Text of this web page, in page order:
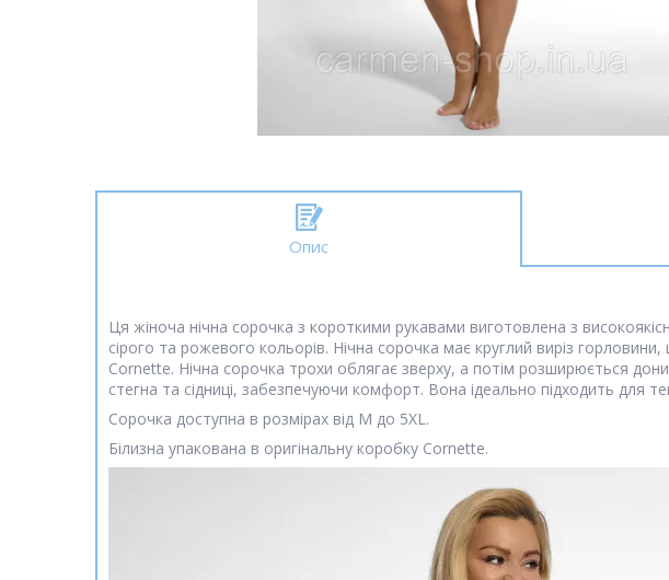
Опис
Ця жіноча нічна сорочка з короткими рукавами виготовлена ​​з
сірого та рожевого кольорів. Нічна сорочка має круглий виріз
Cornette. Нічна сорочка трохи облягає зверху, а потім розширюється
стегна та сідниці, забезпечуючи комфорт. Вона ідеально підходить для
Сорочка доступна в розмірах від M до 5XL.
Білизна упакована в оригінальну коробку Cornette.